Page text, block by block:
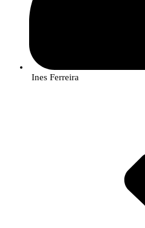
Ines Ferreira